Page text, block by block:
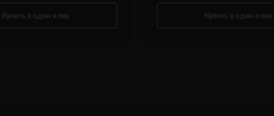
Купить в один клик Купить в один клик